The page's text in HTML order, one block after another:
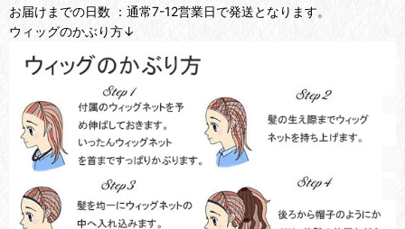
お届けまでの日数 ：通常7-12営業日で発送となります。
ウィッグのかぶり方↓